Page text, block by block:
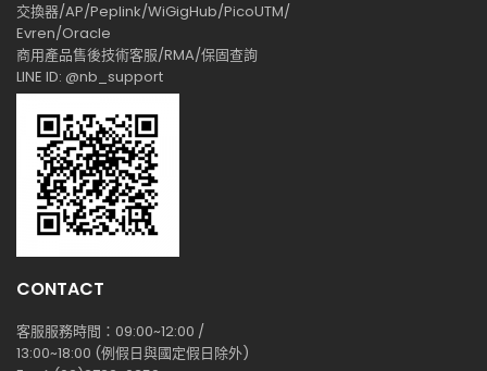
交換器/AP/Peplink/WiGigHub/PicoUTM/
Evren/Oracle
商用產品售後技術客服/RMA/保固查詢
LINE ID: @nb_support
CONTACT
客服服務時間：09:00~12:00 /
13:00~18:00 (例假日與國定假日除外)